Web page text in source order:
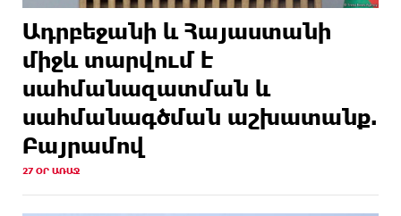
Ադրբեջանի և Հայաստանի
միջև տարվում է
սահմանազատման և
սահմանագծման աշխատանք.
Բայրամով
27 ՕՐ ԱՌԱՋ